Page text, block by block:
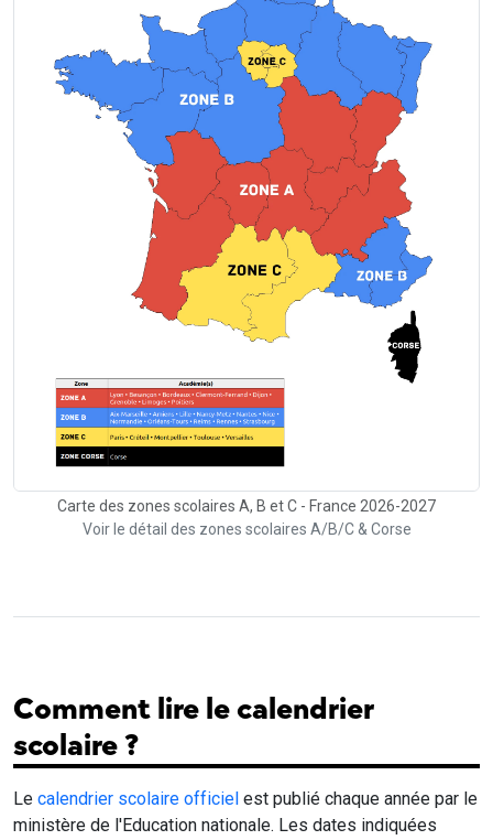
Carte des zones scolaires A, B et C - France 2026-2027
Voir le détail des zones scolaires A/B/C & Corse
Comment lire le calendrier
scolaire ?
Le calendrier scolaire officiel est publié chaque année par le
ministère de l'Education nationale. Les dates indiquées